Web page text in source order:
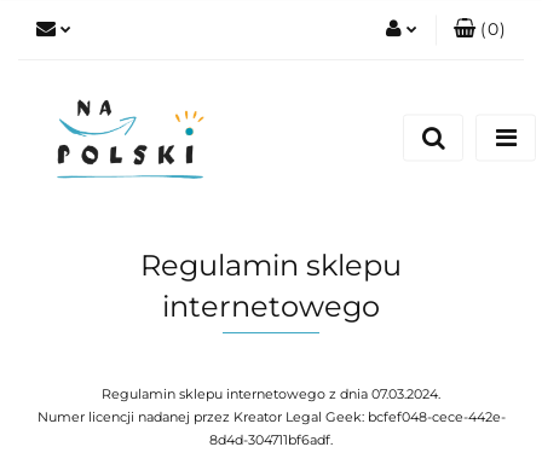
(0)
Regulamin sklepu
internetowego
Regulamin sklepu internetowego z dnia 07.03.2024.
Numer licencji nadanej przez Kreator Legal Geek: bcfef048-cece-442e-
8d4d-304711bf6adf